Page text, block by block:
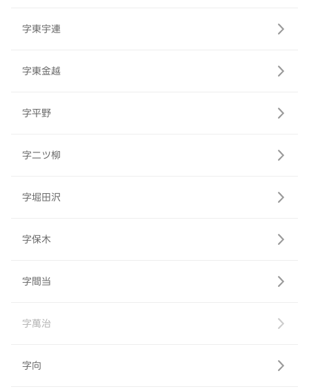
字東宇連
字東金越
字平野
字二ツ柳
字堀田沢
字保木
字間当
字萬治
字向